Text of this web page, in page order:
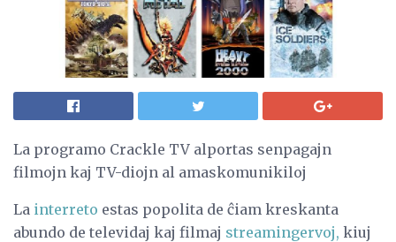
La programo Crackle TV alportas senpagajn
filmojn kaj TV-diojn al amaskomunikiloj
La interreto estas popolita de ĉiam kreskanta
abundo de televidaj kaj filmaj streamingervoj, kiuj